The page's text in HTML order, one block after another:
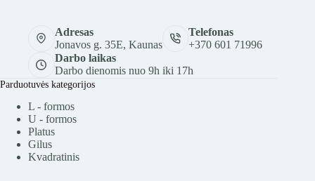
Adresas
Jonavos g. 35E, Kaunas
Telefonas
+370 601 71996
Darbo laikas
Darbo dienomis nuo 9h iki 17h
Parduotuvės kategorijos
L - formos
U - formos
Platus
Gilus
Kvadratinis